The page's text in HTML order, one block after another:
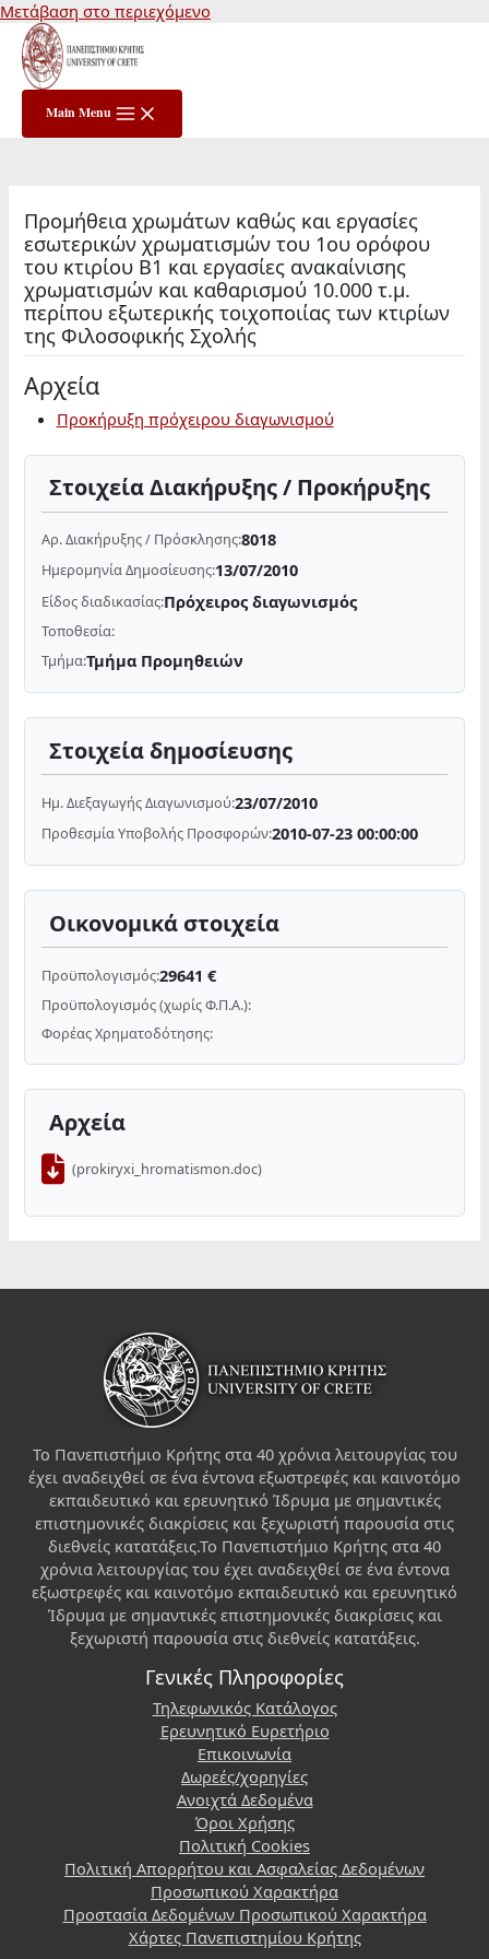
Μετάβαση στο περιεχόμενο
Main Menu
Προμήθεια χρωμάτων καθώς και εργασίες
εσωτερικών χρωματισμών του 1ου ορόφου
του κτιρίου Β1 και εργασίες ανακαίνισης
χρωματισμών και καθαρισμού 10.000 τ.μ.
περίπου εξωτερικής τοιχοποιίας των κτιρίων
της Φιλοσοφικής Σχολής
Αρχεία
Προκήρυξη πρόχειρου διαγωνισμού
Στοιχεία Διακήρυξης / Προκήρυξης
Αρ. Διακήρυξης / Πρόσκλησης:8018
Ημερομηνία Δημοσίευσης:13/07/2010
Είδος διαδικασίας:Πρόχειρος διαγωνισμός
Τοποθεσία:
Τμήμα:Τμήμα Προμηθειών
Στοιχεία δημοσίευσης
Ημ. Διεξαγωγής Διαγωνισμού:23/07/2010
Προθεσμία Υποβολής Προσφορών:2010-07-23 00:00:00
Οικονομικά στοιχεία
Προϋπολογισμός:29641 €
Προϋπολογισμός (χωρίς Φ.Π.Α.):
Φορέας Χρηματοδότησης:
Αρχεία
(prokiryxi_hromatismon.doc)
Το Πανεπιστήμιο Κρήτης στα 40 χρόνια λειτουργίας του
έχει αναδειχθεί σε ένα έντονα εξωστρεφές και καινοτόμο
εκπαιδευτικό και ερευνητικό Ίδρυμα με σημαντικές
επιστημονικές διακρίσεις και ξεχωριστή παρουσία στις
διεθνείς κατατάξεις.Το Πανεπιστήμιο Κρήτης στα 40
χρόνια λειτουργίας του έχει αναδειχθεί σε ένα έντονα
εξωστρεφές και καινοτόμο εκπαιδευτικό και ερευνητικό
Ίδρυμα με σημαντικές επιστημονικές διακρίσεις και
ξεχωριστή παρουσία στις διεθνείς κατατάξεις.
Γενικές Πληροφορίες
Τηλεφωνικός Κατάλογος
Ερευνητικό Ευρετήριο
Επικοινωνία
Δωρεές/χορηγίες
Ανοιχτά Δεδομένα
Όροι Χρήσης
Πολιτική Cookies
Πολιτική Απορρήτου και Ασφαλείας Δεδομένων
Προσωπικού Χαρακτήρα
Προστασία Δεδομένων Προσωπικού Χαρακτήρα
Χάρτες Πανεπιστημίου Κρήτης